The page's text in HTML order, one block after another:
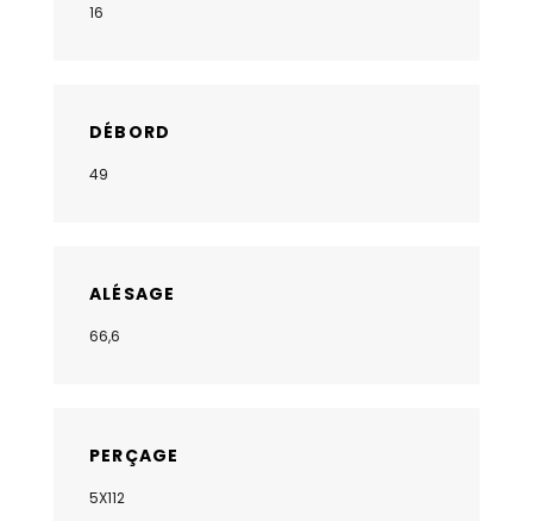
16
DÉBORD
49
ALÉSAGE
66,6
PERÇAGE
5X112